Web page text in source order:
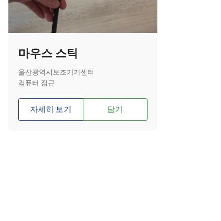
마우스 스틱
울산광역시보조기기센터
컴퓨터 접근
자세히 보기 담기